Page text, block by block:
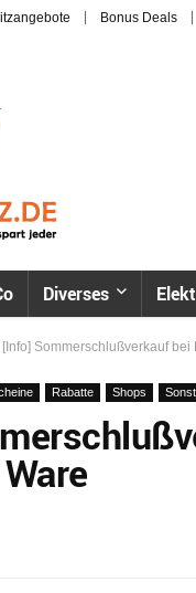
Bonus Deals
Diverses
[Info] Sommerschlußverkauf
Rabatte Shops